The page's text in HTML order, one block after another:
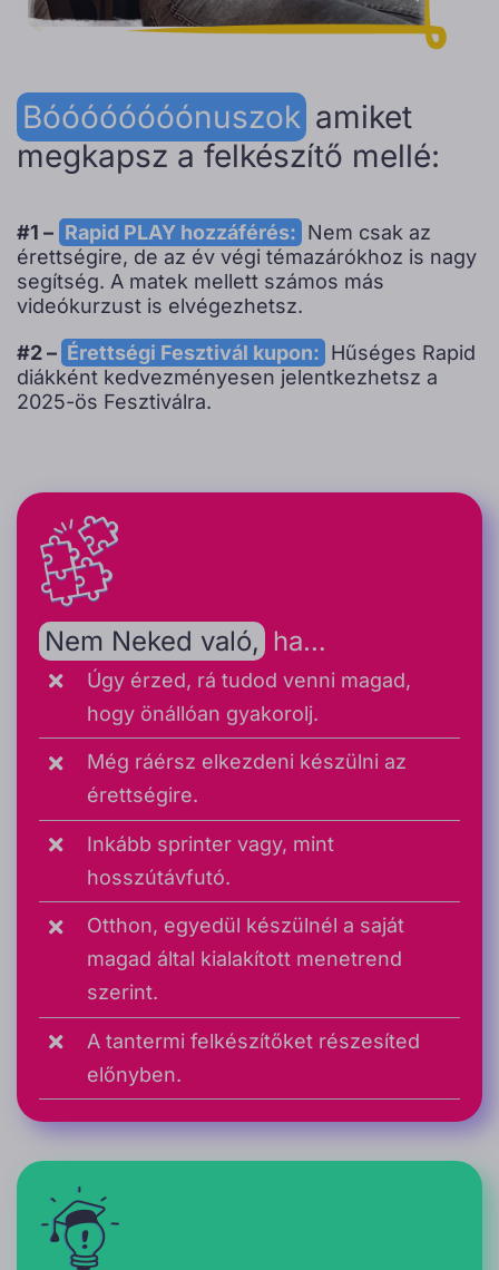
Bóóóóóóóónuszok amiket
megkapsz a felkészítő mellé:
#1 – Rapid PLAY hozzáférés: Nem csak az
érettségire, de az év végi témazárókhoz is nagy
segítség. A matek mellett számos más
videókurzust is elvégezhetsz.
#2 – Érettségi Fesztivál kupon: Hűséges Rapid
diákként kedvezményesen jelentkezhetsz a
2025-ös Fesztiválra.
Nem Neked való, ha…
Úgy érzed, rá tudod venni magad,
hogy önállóan gyakorolj.
Még ráérsz elkezdeni készülni az
érettségire.
Inkább sprinter vagy, mint
hosszútávfutó.
Otthon, egyedül készülnél a saját
magad által kialakított menetrend
szerint.
A tantermi felkészítőket részesíted
előnyben.